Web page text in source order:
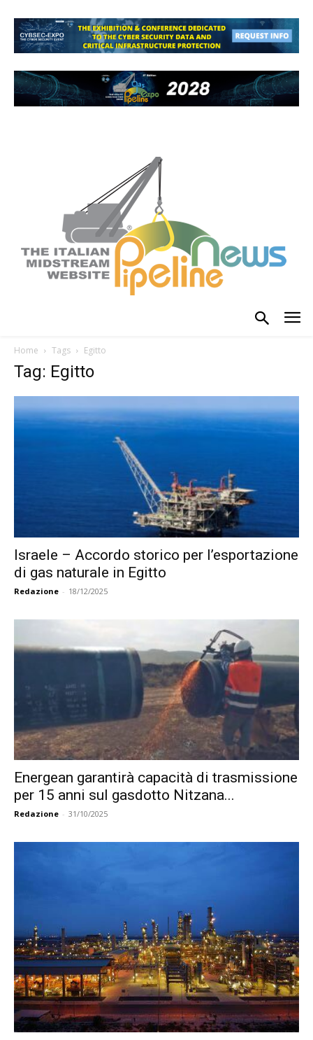
Home Tags Egitto
Tag: Egitto
Israele – Accordo storico per l’esportazione
di gas naturale in Egitto
Redazione - 18/12/2025
Energean garantirà capacità di trasmissione
per 15 anni sul gasdotto Nitzana...
Redazione - 31/10/2025